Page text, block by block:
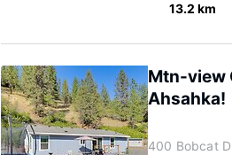
13.2 km
Mtn-view
Ahsahka!
400 Bobcat